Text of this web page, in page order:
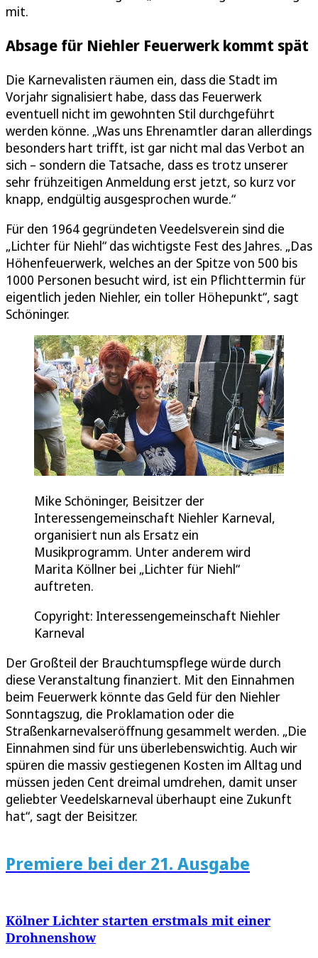
mit.
Absage für Niehler Feuerwerk kommt spät
Die Karnevalisten räumen ein, dass die Stadt im
Vorjahr signalisiert habe, dass das Feuerwerk
eventuell nicht im gewohnten Stil durchgeführt
werden könne. „Was uns Ehrenamtler daran allerdings
besonders hart trifft, ist gar nicht mal das Verbot an
sich – sondern die Tatsache, dass es trotz unserer
sehr frühzeitigen Anmeldung erst jetzt, so kurz vor
knapp, endgültig ausgesprochen wurde.“
Für den 1964 gegründeten Veedelsverein sind die
„Lichter für Niehl“ das wichtigste Fest des Jahres. „Das
Höhenfeuerwerk, welches an der Spitze von 500 bis
1000 Personen besucht wird, ist ein Pflichttermin für
eigentlich jeden Niehler, ein toller Höhepunkt“, sagt
Schöninger.
Mike Schöninger, Beisitzer der
Interessengemeinschaft Niehler Karneval,
organisiert nun als Ersatz ein
Musikprogramm. Unter anderem wird
Marita Köllner bei „Lichter für Niehl“
auftreten.
Copyright: Interessengemeinschaft Niehler
Karneval
Der Großteil der Brauchtumspflege würde durch
diese Veranstaltung finanziert. Mit den Einnahmen
beim Feuerwerk könnte das Geld für den Niehler
Sonntagszug, die Proklamation oder die
Straßenkarnevalseröffnung gesammelt werden. „Die
Einnahmen sind für uns überlebenswichtig. Auch wir
spüren die massiv gestiegenen Kosten im Alltag und
müssen jeden Cent dreimal umdrehen, damit unser
geliebter Veedelskarneval überhaupt eine Zukunft
hat“, sagt der Beisitzer.
Premiere bei der 21. Ausgabe
Kölner Lichter starten erstmals mit einer
Drohnenshow